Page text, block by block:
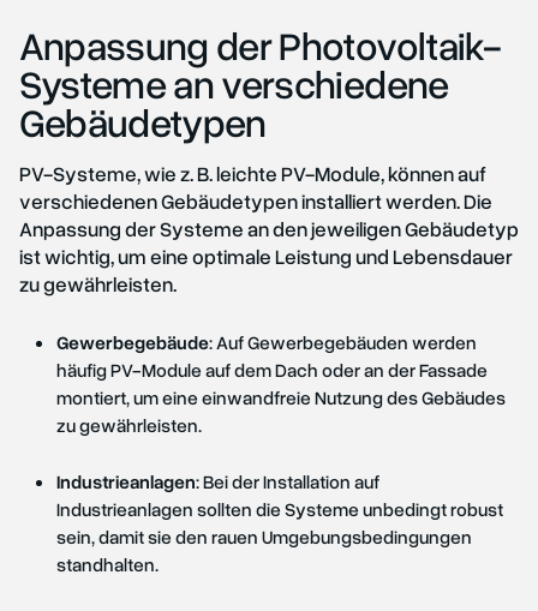
Anpassung der Photovoltaik-
Systeme an verschiedene
Gebäudetypen
PV-Systeme, wie z. B.leichte PV-Module, können auf
verschiedenen Gebäudetypen installiert werden. Die
Anpassung der Systeme an den jeweiligen Gebäudetyp
ist wichtig, um eine optimale Leistung und Lebensdauer
zu gewährleisten.
Gewerbegebäude: Auf Gewerbegebäuden werden
häufig PV-Module auf dem Dach oder an der Fassade
montiert, um eine einwandfreie Nutzung des Gebäudes
zu gewährleisten.
Industrieanlagen: Bei der Installation auf
Industrieanlagen sollten die Systeme unbedingt robust
sein, damit sie den rauen Umgebungsbedingungen
standhalten.